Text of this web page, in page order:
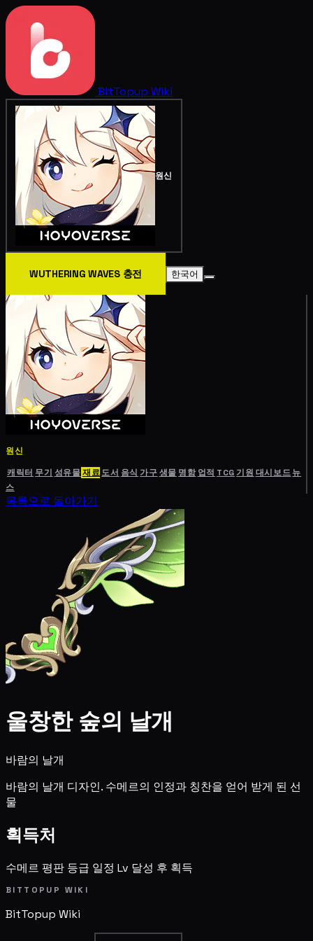
BitTopup Wiki
원신
WUTHERING WAVES 충전 한국어
원신
캐릭터 무기 성유물재료도서 음식 가구생물 명함 업적 TCG기원 대시보드뉴
스
목록으로 돌아가기
울창한 숲의 날개
바람의 날개
바람의 날개 디자인. 수메르의 인정과 칭찬을 얻어 받게 된 선
물
획득처
수메르 평판 등급 일정 Lv 달성 후 획득
BITTOPUP WIKI
BitTopup Wiki